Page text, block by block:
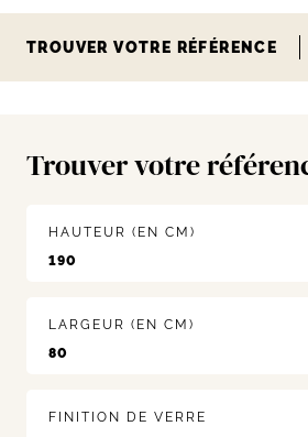
TROUVER VOTRE RÉFÉRENCE
Trouver votre
HAUTEUR (EN CM)
LARGEUR (EN CM)
FINITION DE VERRE